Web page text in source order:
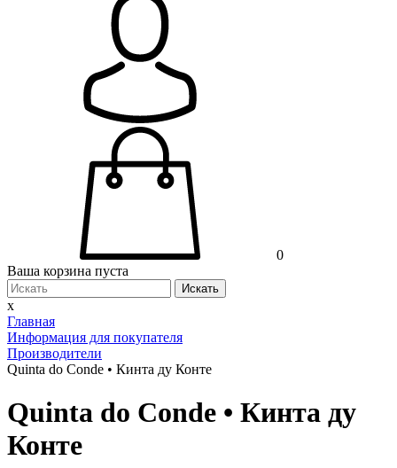
0
Ваша корзина пуста
Искать
x
Главная
Информация для покупателя
Производители
Quinta do Conde • Кинта ду Конте
Quinta do Conde • Кинта ду
Конте